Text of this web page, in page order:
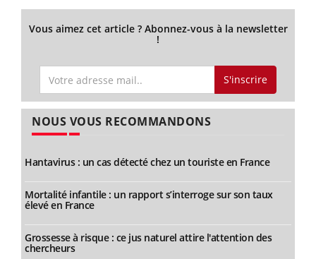
Vous aimez cet article ? Abonnez-vous à la newsletter
!
S'inscrire
NOUS VOUS RECOMMANDONS
Hantavirus : un cas détecté chez un touriste en France
Mortalité infantile : un rapport s’interroge sur son taux
élevé en France
Grossesse à risque : ce jus naturel attire l'attention des
chercheurs